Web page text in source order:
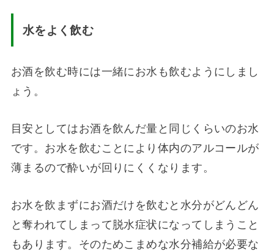
水をよく飲む
お酒を飲む時には一緒にお水も飲むようにしまし
ょう。
目安としてはお酒を飲んだ量と同じくらいのお水
です。お水を飲むことにより体内のアルコールが
薄まるので酔いが回りにくくなります。
お水を飲まずにお酒だけを飲むと水分がどんどん
と奪われてしまって脱水症状になってしまうこと
もあります。そのためこまめな水分補給が必要な